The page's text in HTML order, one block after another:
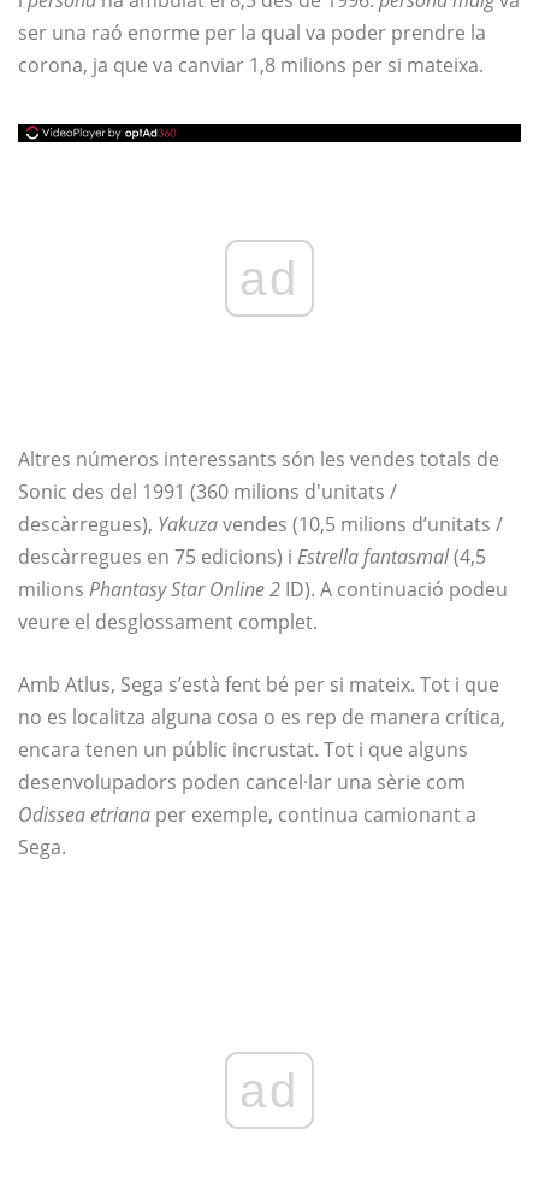
ser una raó enorme per la qual va poder prendre la
corona, ja que va canviar 1,8 milions per si mateixa.
ad
Altres números interessants són les vendes totals de
Sonic des del 1991 (360 milions d'unitats /
descàrregues), Yakuzavendes (10,5 milions d’unitats /
descàrregues en 75 edicions) i Estrella fantasmal(4,5
milions Phantasy Star Online 2 ID). A continuació podeu
veure el desglossament complet.
Amb Atlus, Sega s’està fent bé per si mateix. Tot i que
no es localitza alguna cosa o es rep de manera crítica,
encara tenen un públic incrustat. Tot i que alguns
desenvolupadors poden cancel·lar una sèrie com
Odissea etriana per exemple, continua camionant a
Sega.
ad